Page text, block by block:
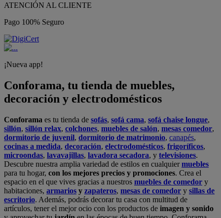
ATENCIÓN AL CLIENTE
Pago 100% Seguro
¡Nueva app!
Conforama, tu tienda de muebles,
decoración y electrodomésticos
Conforama es tu tienda de sofás, sofá cama, sofá chaise longue,
sillón, sillón relax, colchones, muebles de salón, mesas comedor,
dormitorio de juvenil, dormitorio de matrimonio, canapés,
cocinas a medida, decoración, electrodomésticos, frigoríficos,
microondas, lavavajillas, lavadora secadora, y televisiones.
Descubre nuestra amplia variedad de estilos en cualquiermuebles
para tu hogar, con los mejores precios y promociones. Crea el
espacio en el que vives gracias a nuestros muebles de comedor y
habitaciones, armarios y zapateros, mesas de comedor y sillas de
escritorio. Además, podrás decorar tu casa con multitud de
artículos, tener el mejor ocio con los productos de imagen y sonido